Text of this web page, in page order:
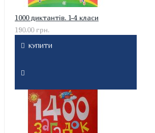
1000 диктантів. 1-4 класи
190.00 грн.
КУПИТИ